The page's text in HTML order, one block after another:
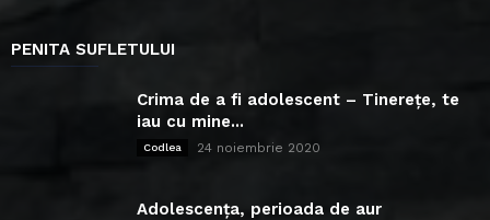
PENITA SUFLETULUI
Crima de a fi adolescent – Tinerețe, te
iau cu mine...
Codlea 24 noiembrie 2020
Adolescența, perioada de aur